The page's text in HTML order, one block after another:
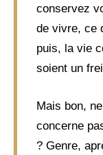
conservez
de vivre, ce
puis, la vie
soient un
Mais bon,
concerne
? Genre,